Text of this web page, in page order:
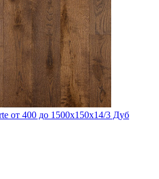
от 400 до 1500х150х14/3 Дуб